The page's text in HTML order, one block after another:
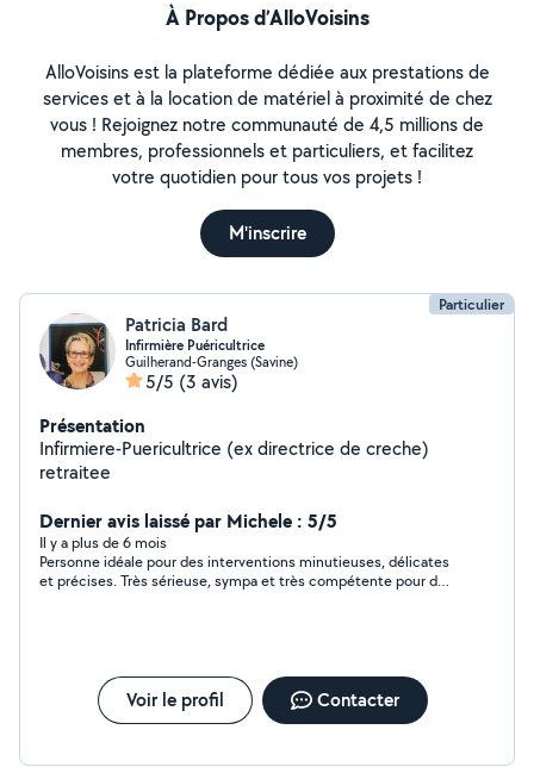
À Propos d’AlloVoisins
AlloVoisins est la plateforme dédiée aux prestations de
services et à la location de matériel à proximité de chez
vous ! Rejoignez notre communauté de 4,5 millions de
membres, professionnels et particuliers, et facilitez
votre quotidien pour tous vos projets !
M'inscrire
Particulier
Patricia Bard
Infirmière Puéricultrice
Guilherand-Granges (Savine)
5/5 (3 avis)
Présentation
Infirmiere-Puericultrice (ex directrice de creche)
retraitee
Dernier avis laissé par Michele : 5/5
Il y a plus de 6 mois
Personne idéale pour des interventions minutieuses, délicates
et précises. Très sérieuse, sympa et très compétente pour des
Voir le profil Contacter